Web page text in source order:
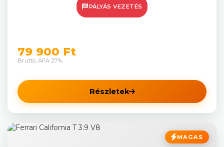
PÁLYÁS VEZETÉS
79 900 Ft
Bruttó, ÁFA 27%
Részletek
MAGAS